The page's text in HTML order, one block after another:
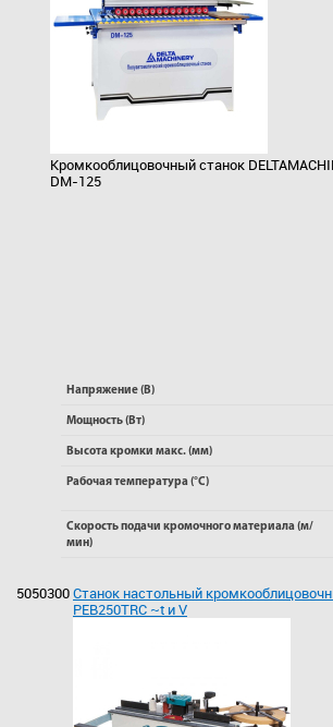
Кромкооблицовочный станок
DM-125
Напряжение (В)
Мощность (Вт)
Высота кромки макс. (мм)
Рабочая температура (°C)
Скорость подачи кромочного материала (м/
мин)
5050300Станок настольный
PEB250TRC ~t и V